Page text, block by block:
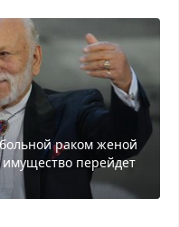
раком женой
имущество перейдет